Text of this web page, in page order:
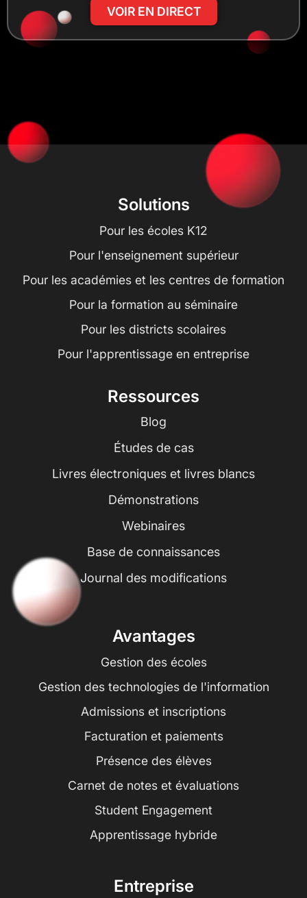
VOIR EN DIRECT
Solutions
Pour les écoles K12
Pour l'enseignement supérieur
Pour les académies et les centres de formation
Pour la formation au séminaire
Pour les districts scolaires
Pour l'apprentissage en entreprise
Ressources
Blog
Études de cas
Livres électroniques et livres blancs
Démonstrations
Webinaires
Base de connaissances
Journal des modifications
Avantages
Gestion des écoles
Gestion des technologies de l'information
Admissions et inscriptions
Facturation et paiements
Présence des élèves
Carnet de notes et évaluations
Student Engagement
Apprentissage hybride
Entreprise